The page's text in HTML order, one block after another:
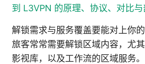
到 L3VPN 的原理、协议、对比
解锁需求与服务覆盖要能对上你
旅客常常需要解锁区域内容，尤
影视库，以及工作流的区域服务